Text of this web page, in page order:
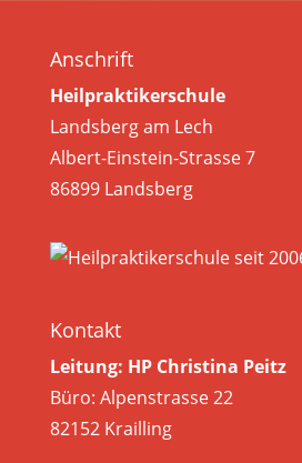
Anschrift
Heilpraktikerschule
Landsberg am Lech
Albert-Einstein-Strasse 7
86899 Landsberg
Kontakt
Leitung: HP Christina Peitz
Büro: Alpenstrasse 22
82152 Krailling